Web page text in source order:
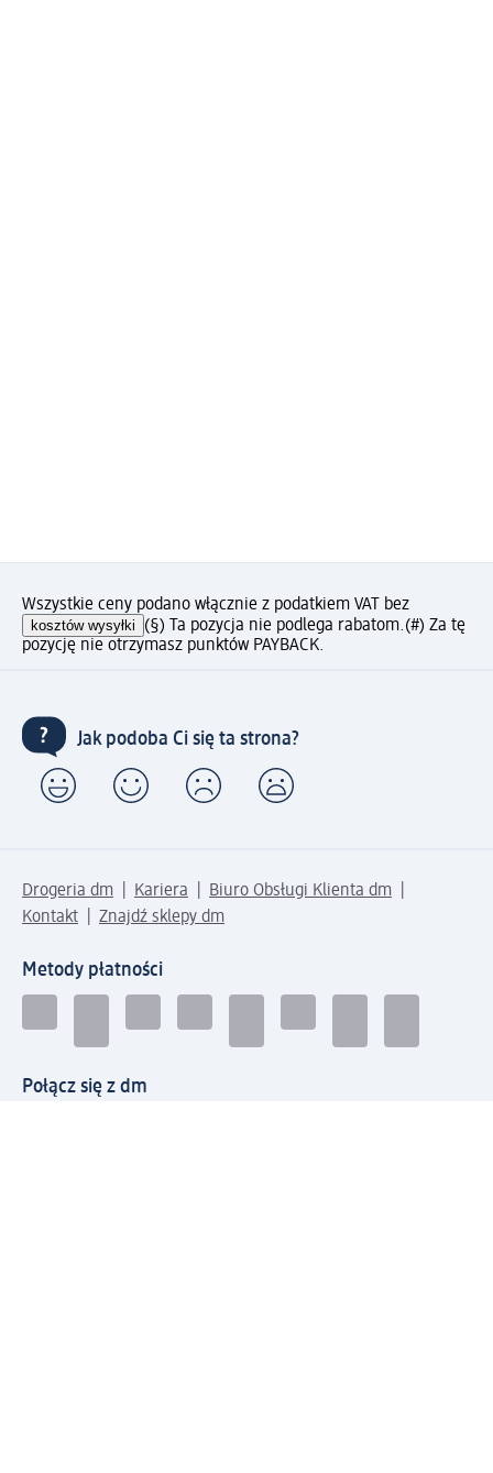
Wszystkie ceny podano włącznie z podatkiem VAT bez
kosztów wysyłki (§) Ta pozycja nie podlega rabatom.(#) Za tę
pozycję nie otrzymasz punktów PAYBACK.
Jak podoba Ci się ta strona?
Drogeria dm Kariera
Biuro Obsługi Klienta dm
Kontakt
Znajdź sklepy dm
Metody płatności
Połącz się z dm